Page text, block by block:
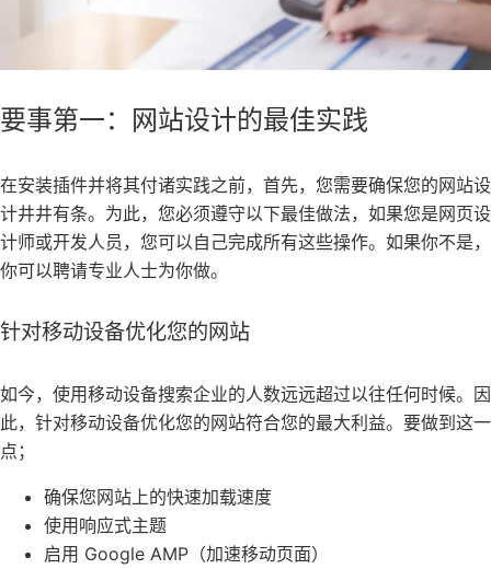
要事第一：网站设计的最佳实践
在安装插件并将其付诸实践之前，首先，您需要确保您的网站设
计井井有条。为此，您必须遵守以下最佳做法，如果您是网页设
计师或开发人员，您可以自己完成所有这些操作。如果你不是，
你可以聘请专业人士为你做。
针对移动设备优化您的网站
如今，使用移动设备搜索企业的人数远远超过以往任何时候。因
此，针对移动设备优化您的网站符合您的最大利益。要做到这一
点；
确保您网站上的快速加载速度
使用响应式主题
启用 Google AMP（加速移动页面）